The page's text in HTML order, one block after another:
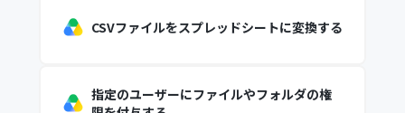
CSVファイルをスプレッドシートに変換する
指定のユーザーにファイルやフォルダの権